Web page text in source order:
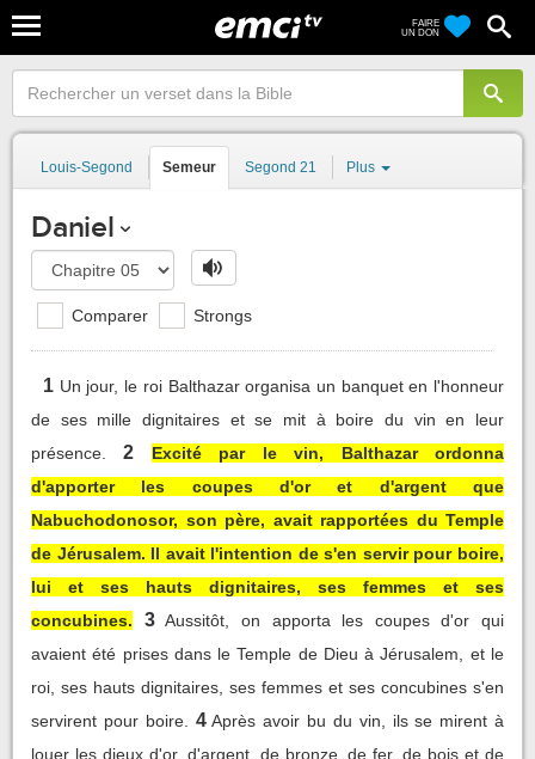
FAIRE
UN DON
Louis-Segond Semeur Segond 21 Plus
Daniel
Comparer Strongs
1 Un jour, le roi Balthazar organisa un banquet en l'honneur
de ses mille dignitaires et se mit à boire du vin en leur
présence.
2
Excité par le vin, Balthazar ordonna
d'apporter les coupes d'or et d'argent que
Nabuchodonosor, son père, avait rapportées du Temple
de Jérusalem. Il avait l'intention de s'en servir pour boire,
lui et ses hauts dignitaires, ses femmes et ses
concubines.
3 Aussitôt, on apporta les coupes d'or qui
avaient été prises dans le Temple de Dieu à Jérusalem, et le
roi, ses hauts dignitaires, ses femmes et ses concubines s'en
servirent pour boire.
4 Après avoir bu du vin, ils se mirent à
louer les dieux d'or, d'argent, de bronze, de fer, de bois et de